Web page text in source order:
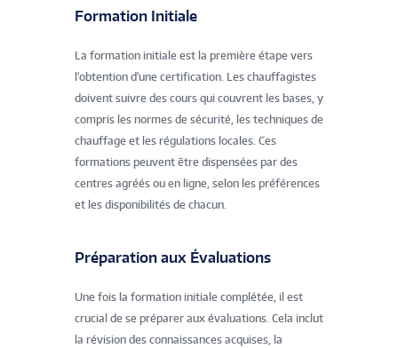
Formation Initiale
La formation initiale est la première étape vers
l'obtention d'une certification. Les chauffagistes
doivent suivre des cours qui couvrent les bases, y
compris les normes de sécurité, les techniques de
chauffage et les régulations locales. Ces
formations peuvent être dispensées par des
centres agréés ou en ligne, selon les préférences
et les disponibilités de chacun.
Préparation aux Évaluations
Une fois la formation initiale complétée, il est
crucial de se préparer aux évaluations. Cela inclut
la révision des connaissances acquises, la